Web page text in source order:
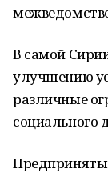
В самой
улучшению
различные
социального